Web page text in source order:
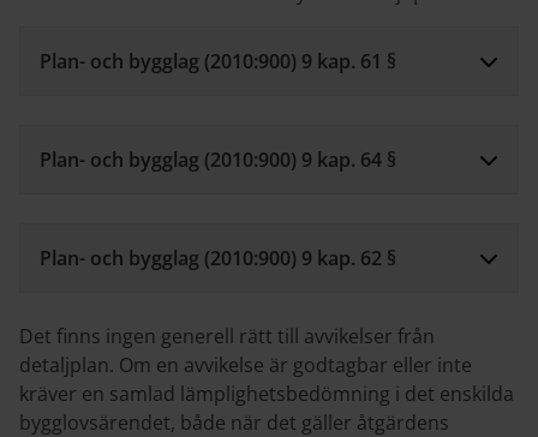
Plan- och bygglag (2010:900) 9 kap. 61 §
Plan- och bygglag (2010:900) 9 kap. 64 §
Plan- och bygglag (2010:900) 9 kap. 62 §
Det finns ingen generell rätt till avvikelser från
detaljplan. Om en avvikelse är godtagbar eller inte
kräver en samlad lämplighetsbedömning i det enskilda
bygglovsärendet, både när det gäller åtgärdens